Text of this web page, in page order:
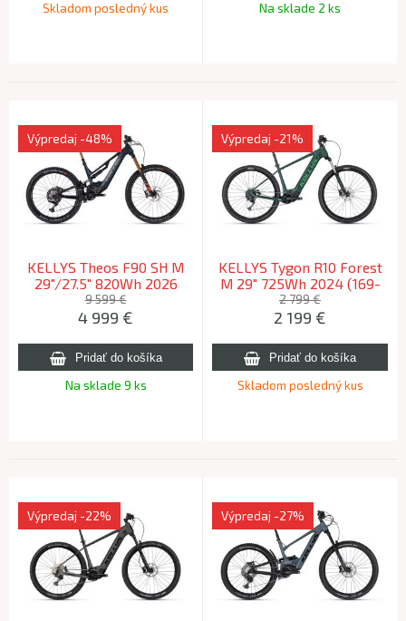
Skladom posledný kus Na sklade 2 ks
KELLYS Theos F90 SH M
29"/27.5" 820Wh 2026
(168-180cm)
Výpredaj -48%
9 599 €
4 999 €
Na sklade 9 ks
KELLYS Tygon R10 Forest
M 29" 725Wh 2024 (169-
180cm)
Výpredaj -21%
2 799 €
2 199 €
Skladom posledný kus
Výpredaj -22% Výpredaj -27%